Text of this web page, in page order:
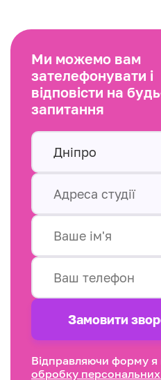
Ми можемо вам
зателефонувати і
відповісти на
запитання
Дніпро
Адреса студії
Замовити
Відправляючи форму
обробку